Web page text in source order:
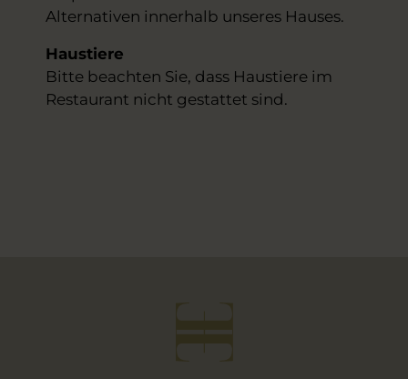
Alternativen innerhalb unseres Hauses.
Haustiere
Bitte beachten Sie, dass Haustiere im
Restaurant nicht gestattet sind.